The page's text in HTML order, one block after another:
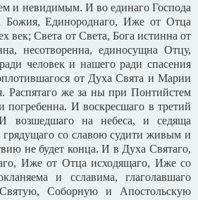
и невидимым. И во единаго Господа
Божия, Единороднаго, Иже от Отца
век; Света от Света, Бога истинна от
несотворенна, единосущна Отцу,
человек и нашего ради спасения
от Духа Свята и Марии
Распятаго же за ны при Понтийстем
погребенна. И воскресшаго в третий
возшедшаго на небеса, и седяща
со славою судити живым и
не будет конца. И в Духа Святаго,
Иже от Отца исходящаго, Иже со
и сславима, глаголавшаго
Соборную и Апостольскую